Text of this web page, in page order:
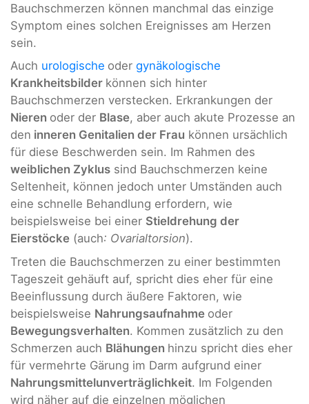
Bauchschmerzen können manchmal das einzige
Symptom eines solchen Ereignisses am Herzen
sein.
Auch urologische oder gynäkologische
Krankheitsbilder können sich hinter
Bauchschmerzen verstecken. Erkrankungen der
Nieren oder der Blase, aber auch akute Prozesse an
den inneren Genitalien der Frau können ursächlich
für diese Beschwerden sein. Im Rahmen des
weiblichen Zyklus sind Bauchschmerzen keine
Seltenheit, können jedoch unter Umständen auch
eine schnelle Behandlung erfordern, wie
beispielsweise bei einer Stieldrehung der
Eierstöcke (auch: Ovarialtorsion).
Treten die Bauchschmerzen zu einer bestimmten
Tageszeit gehäuft auf, spricht dies eher für eine
Beeinflussung durch äußere Faktoren, wie
beispielsweise Nahrungsaufnahme oder
Bewegungsverhalten. Kommen zusätzlich zu den
Schmerzen auch Blähungen hinzu spricht dies eher
für vermehrte Gärung im Darm aufgrund einer
Nahrungsmittelunverträglichkeit. Im Folgenden
wird näher auf die einzelnen möglichen